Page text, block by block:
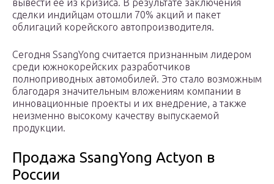
вывести ее из кризиса. В результате заключения
сделки индийцам отошли 70% акций и пакет
облигаций корейского автопроизводителя.
Сегодня SsangYong считается признанным лидером
среди южнокорейских разработчиков
полноприводных автомобилей. Это стало возможным
благодаря значительным вложениям компании в
инновационные проекты и их внедрение, а также
неизменно высокому качеству выпускаемой
продукции.
Продажа SsangYong Actyon в
России